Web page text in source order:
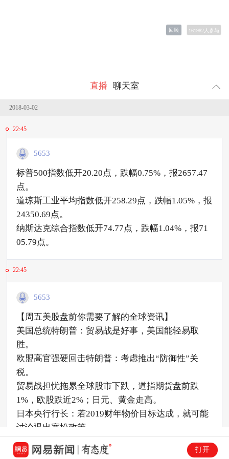
回顾 161982 人参与
直播 聊天室
2018-03-02
22:45
5653
标普500指数低开20.20点，跌幅0.75%，报2657.47
点。
道琼斯工业平均指数低开258.29点，跌幅1.05%，报
24350.69点。
纳斯达克综合指数低开74.77点，跌幅1.04%，报71
05.79点。
22:45
5653
【周五美股盘前你需要了解的全球资讯】
美国总统特朗普：贸易战是好事，美国能轻易取
胜。
欧盟高官强硬回击特朗普：考虑推出“防御性”关
税。
贸易战担忧拖累全球股市下跌，道指期货盘前跌
1%，欧股跌近2%；日元、黄金走高。
日本央行行长：若2019财年物价目标达成，就可能
讨论退出宽松政策。
媒体称PIMCO经济学家Clarida为美联储副主席最热
门人选。
打开